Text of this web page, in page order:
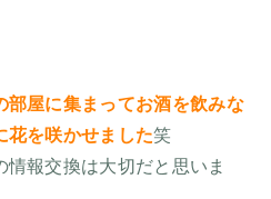
部屋に集まってお酒を飲みな
花を咲かせました笑
報交換は大切だと思いま